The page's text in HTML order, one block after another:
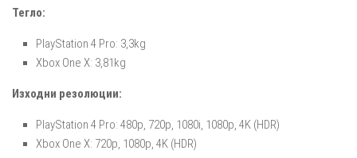
Тегло:
PlayStation 4 Pro: 3,3kg
Xbox One X: 3,81kg
Изходни резолюции:
PlayStation 4 Pro: 480p, 720p, 1080i, 1080p, 4K (HDR)
Xbox One X: 720p, 1080p, 4K (HDR)